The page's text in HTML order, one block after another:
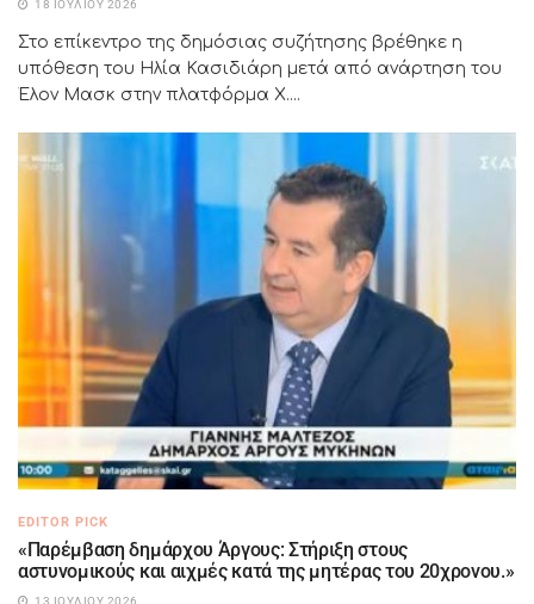
18 ΙΟΥΛΊΟΥ 2026
Στο επίκεντρο της δημόσιας συζήτησης βρέθηκε η
υπόθεση του Ηλία Κασιδιάρη μετά από ανάρτηση του
Έλον Μασκ στην πλατφόρμα X....
EDITOR PICK
«Παρέμβαση δημάρχου Άργους: Στήριξη στους
αστυνομικούς και αιχμές κατά της μητέρας του 20χρονου.»
13 ΙΟΥΛΊΟΥ 2026